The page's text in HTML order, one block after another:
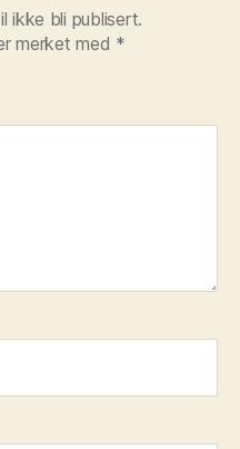
ikke bli publisert.
merket med *